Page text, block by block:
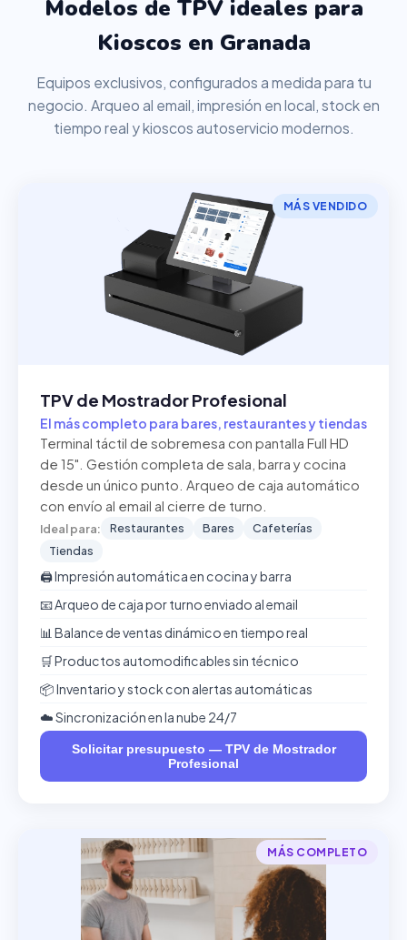
Modelos de TPV ideales para
Kioscos en Granada
Equipos exclusivos, configurados a medida para tu
negocio. Arqueo al email, impresión en local, stock en
tiempo real y kioscos autoservicio modernos.
MÁS VENDIDO
TPV de Mostrador Profesional
El más completo para bares, restaurantes y tiendas
Terminal táctil de sobremesa con pantalla Full HD
de 15". Gestión completa de sala, barra y cocina
desde un único punto. Arqueo de caja automático
con envío al email al cierre de turno.
Ideal para: Restaurantes Bares
Cafeterías
Tiendas
🖨️ Impresión automática en cocina y barra
📧 Arqueo de caja por turno enviado al email
📊 Balance de ventas dinámico en tiempo real
🛒 Productos automodificables sin técnico
📦 Inventario y stock con alertas automáticas
☁️ Sincronización en la nube 24/7
Solicitar presupuesto — TPV de Mostrador
Profesional
MÁS COMPLETO